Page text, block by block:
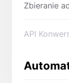
Zbieranie
API